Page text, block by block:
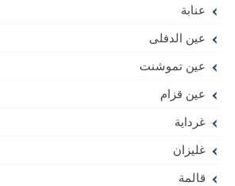
عنابة
عين الدفلى
عين تموشنت
عين قزام
غرداية
غليزان
قالمة